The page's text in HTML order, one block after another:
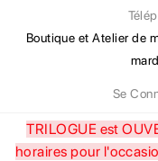
Boutique et Atelier de
Se
TRILOGUE est
horaires pour